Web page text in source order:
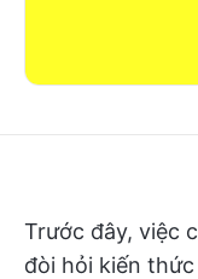
Trước đây, việc
đòi hỏi kiến